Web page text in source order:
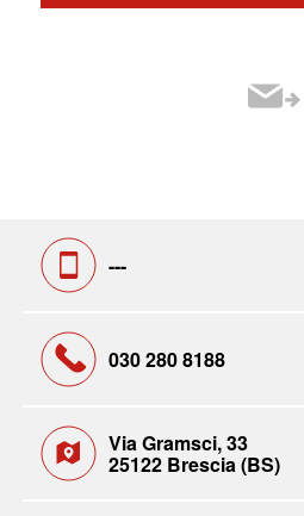
---
030 280 8188
Via Gramsci, 33
25122 Brescia (BS)